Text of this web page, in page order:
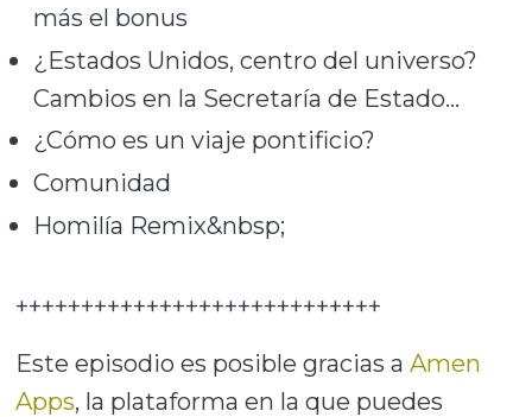
más el bonus
¿Estados Unidos, centro del universo?
Cambios en la Secretaría de Estado…
¿Cómo es un viaje pontificio?
Comunidad
Homilía Remix&nbsp;
++++++++++++++++++++++++++++
Este episodio es posible gracias aAmen
Apps, la plataforma en la que puedes